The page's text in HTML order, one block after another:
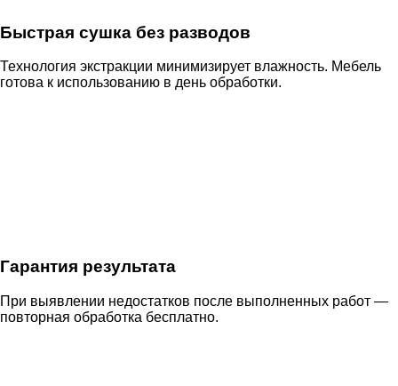
Быстрая сушка без разводов
Технология экстракции минимизирует влажность. Мебель
готова к использованию в день обработки.
Гарантия результата
При выявлении недостатков после выполненных работ —
повторная обработка бесплатно.